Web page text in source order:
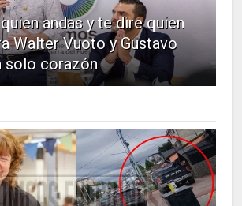
andas y te dire quien
Walter Vuoto y Gustavo
solo corazón